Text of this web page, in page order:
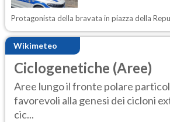
Protagonista della bravata in piazza della
Wikimeteo
Ciclogenetiche (Aree)
Aree lungo il fronte polare
favorevoli alla genesi dei cicloni
cic...